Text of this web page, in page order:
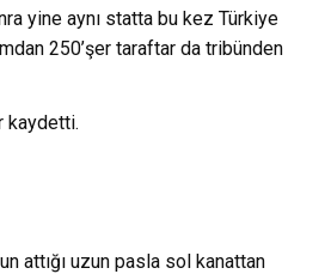
yine aynı statta bu kez Türkiye
250’şer taraftar da tribünden
kaydetti.
attığı uzun pasla sol kanattan